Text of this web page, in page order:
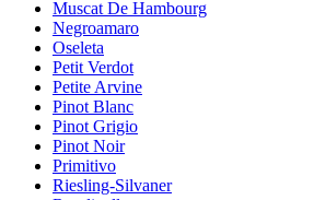
Muscat De Hambourg
Negroamaro
Oseleta
Petit Verdot
Petite Arvine
Pinot Blanc
Pinot Grigio
Pinot Noir
Primitivo
Riesling-Silvaner